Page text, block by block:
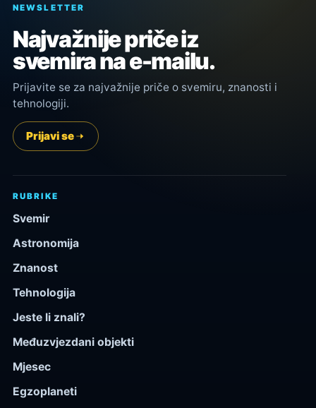
NEWSLETTER
Najvažnije priče iz
svemira na e-mailu.
Prijavite se za najvažnije priče o svemiru, znanosti i
tehnologiji.
Prijavi se
RUBRIKE
Svemir
Astronomija
Znanost
Tehnologija
Jeste li znali?
Međuzvjezdani objekti
Mjesec
Egzoplaneti